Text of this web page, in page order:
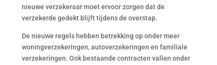
nieuwe verzekeraar moet ervoor zorgen dat de
verzekerde gedekt blijft tijdens de overstap.
De nieuwe regels hebben betrekking op onder meer
woningverzekeringen, autoverzekeringen en familiale
verzekeringen. Ook bestaande contracten vallen onder